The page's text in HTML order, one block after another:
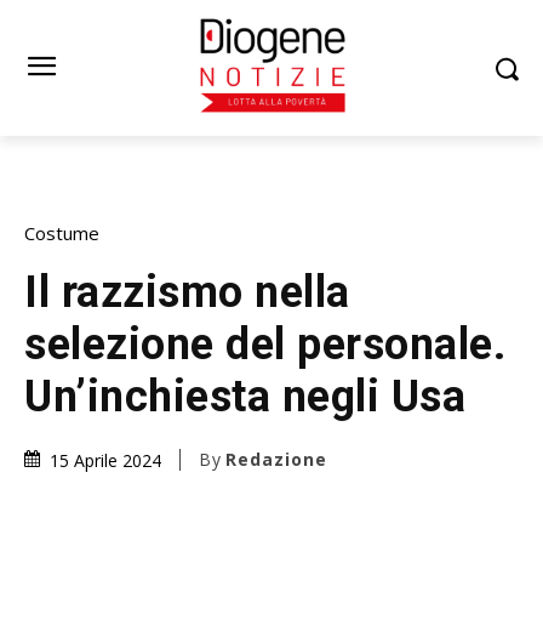
Costume
Il razzismo nella
selezione del personale.
Un’inchiesta negli Usa
15 Aprile 2024 By Redazione